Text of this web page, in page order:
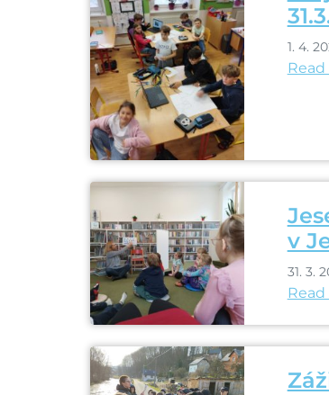
1. 4.
Read
v
31. 3.
Read